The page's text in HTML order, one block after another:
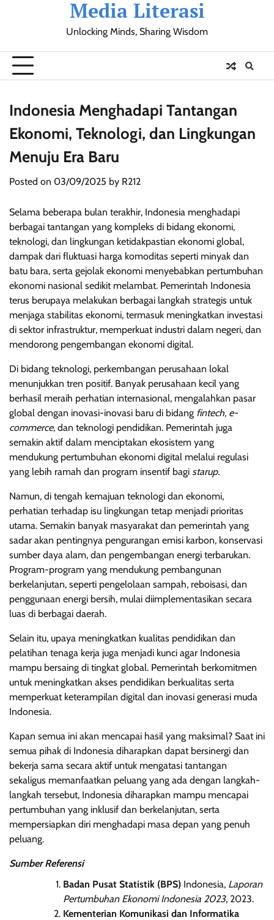
Media Literasi
Unlocking Minds, Sharing Wisdom
Pendidikan
SosialOlahraga
Resensi
Ulasan
Opini
Indonesia Menghadapi Tantangan
Ekonomi, Teknologi, dan Lingkungan
Menuju Era Baru
Posted on 03/09/2025 by R212
Selama beberapa bulan terakhir, Indonesia menghadapi
berbagai tantangan yang kompleks di bidang ekonomi,
teknologi, dan lingkungan ketidakpastian ekonomi global,
dampak dari fluktuasi harga komoditas seperti minyak dan
batu bara, serta gejolak ekonomi menyebabkan pertumbuhan
ekonomi nasional sedikit melambat. Pemerintah Indonesia
terus berupaya melakukan berbagai langkah strategis untuk
menjaga stabilitas ekonomi, termasuk meningkatkan investasi
di sektor infrastruktur, memperkuat industri dalam negeri, dan
mendorong pengembangan ekonomi digital.
Di bidang teknologi, perkembangan perusahaan lokal
menunjukkan tren positif. Banyak perusahaan kecil yang
berhasil meraih perhatian internasional, mengalahkan pasar
global dengan inovasi-inovasi baru di bidang fintech, e-
commerce, dan teknologi pendidikan. Pemerintah juga
semakin aktif dalam menciptakan ekosistem yang
mendukung pertumbuhan ekonomi digital melalui regulasi
yang lebih ramah dan program insentif bagi starup.
Namun, di tengah kemajuan teknologi dan ekonomi,
perhatian terhadap isu lingkungan tetap menjadi prioritas
utama. Semakin banyak masyarakat dan pemerintah yang
sadar akan pentingnya pengurangan emisi karbon, konservasi
sumber daya alam, dan pengembangan energi terbarukan.
Program-program yang mendukung pembangunan
berkelanjutan, seperti pengelolaan sampah, reboisasi, dan
penggunaan energi bersih, mulai diimplementasikan secara
luas di berbagai daerah.
Selain itu, upaya meningkatkan kualitas pendidikan dan
pelatihan tenaga kerja juga menjadi kunci agar Indonesia
mampu bersaing di tingkat global. Pemerintah berkomitmen
untuk meningkatkan akses pendidikan berkualitas serta
memperkuat keterampilan digital dan inovasi generasi muda
Indonesia.
Kapan semua ini akan mencapai hasil yang maksimal? Saat ini
semua pihak di Indonesia diharapkan dapat bersinergi dan
bekerja sama secara aktif untuk mengatasi tantangan
sekaligus memanfaatkan peluang yang ada dengan langkah-
langkah tersebut, Indonesia diharapkan mampu mencapai
pertumbuhan yang inklusif dan berkelanjutan, serta
mempersiapkan diri menghadapi masa depan yang penuh
peluang.
Sumber Referensi
Badan Pusat Statistik (BPS) Indonesia, Laporan
Pertumbuhan Ekonomi Indonesia 2023, 2023.
Kementerian Komunikasi dan Informatika